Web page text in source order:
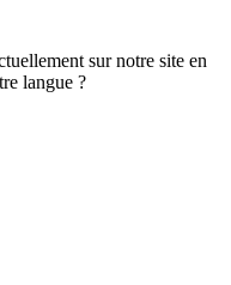
sur notre site en
langue ?